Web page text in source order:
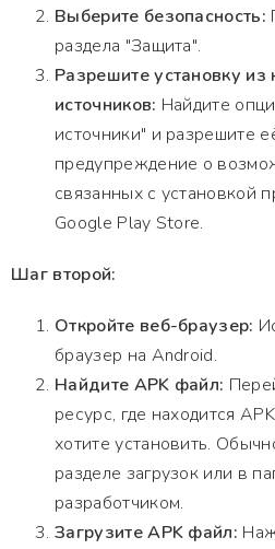
Выберите безопасность:
раздела "Защита".
Разрешите установку из
источников: Найдите
источники" и разрешите
предупреждение о
связанных с установкой
Google Play Store.
Шаг второй:
Откройте веб-браузер:
браузер на Android.
Найдите APK файл:
ресурс, где находится
хотите установить.
разделе загрузок или в
разработчиком.
Загрузите APK файл: